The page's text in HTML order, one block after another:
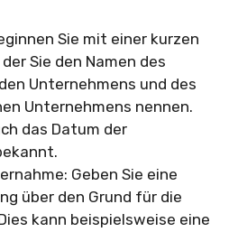
Sie mit einer kurzen
Sie den Namen des
Unternehmens und des
Unternehmens nennen.
das Datum der
Geben Sie eine
über den Grund für die
kann beispielsweise eine